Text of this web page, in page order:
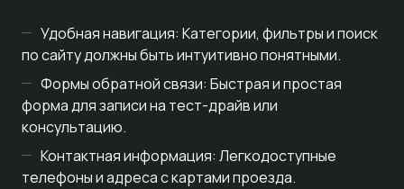
Удобная навигация: Категории, фильтры и поиск
по сайту должны быть интуитивно понятными.
Формы обратной связи: Быстрая и простая
форма для записи на тест-драйв или
консультацию.
Контактная информация: Легкодоступные
телефоны и адреса с картами проезда.